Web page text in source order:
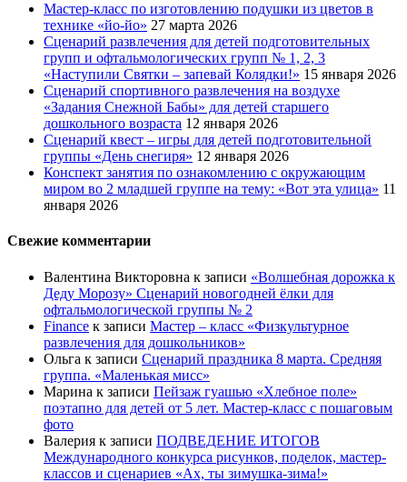
Мастер-класс по изготовлению подушки из цветов в
технике «йо-йо» 27 марта 2026
Сценарий развлечения для детей подготовительных
групп и офтальмологических групп № 1, 2, 3
«Наступили Святки – запевай Колядки!» 15 января 2026
Сценарий спортивного развлечения на воздухе
«Задания Снежной Бабы» для детей старшего
дошкольного возраста 12 января 2026
Сценарий квест – игры для детей подготовительной
группы «День снегиря» 12 января 2026
Конспект занятия по ознакомлению с окружающим
миром во 2 младшей группе на тему: «Вот эта улица» 11
января 2026
Свежие комментарии
Валентина Викторовна к записи «Волшебная дорожка к
Деду Морозу» Сценарий новогодней ёлки для
офтальмологической группы № 2
Finance к записи Мастер – класс «Физкультурное
развлечения для дошкольников»
Ольга к записи Сценарий праздника 8 марта. Средняя
группа. «Маленькая мисс»
Марина к записи Пейзаж гуашью «Хлебное поле»
поэтапно для детей от 5 лет. Мастер-класс с пошаговым
фото
Валерия к записи ПОДВЕДЕНИЕ ИТОГОВ
Международного конкурса рисунков, поделок, мастер-
классов и сценариев «Ах, ты зимушка-зима!»